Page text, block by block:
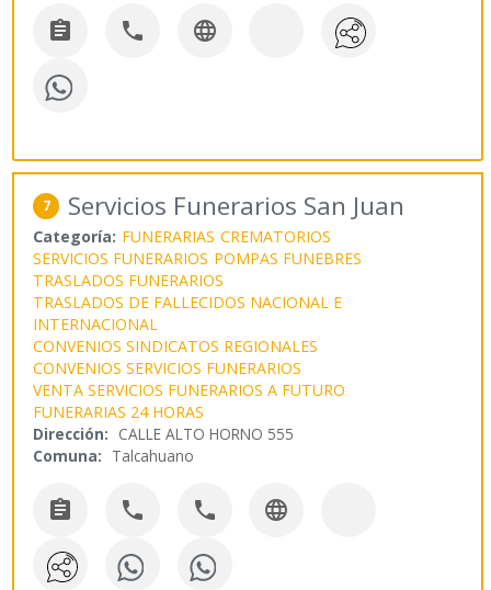
  
7 Servicios Funerarios San Juan
Categoría: FUNERARIAS CREMATORIOS
SERVICIOS FUNERARIOS POMPAS FUNEBRES
TRASLADOS FUNERARIOS
TRASLADOS DE FALLECIDOS NACIONAL E
INTERNACIONAL
CONVENIOS SINDICATOS REGIONALES
CONVENIOS SERVICIOS FUNERARIOS
VENTA SERVICIOS FUNERARIOS A FUTURO
FUNERARIAS 24 HORAS
Dirección: CALLE ALTO HORNO 555
Comuna: Talcahuano
   